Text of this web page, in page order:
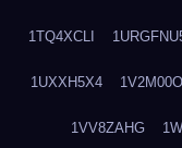
1TQ4XCLI
1UXXH5X4
1VV8ZAHG